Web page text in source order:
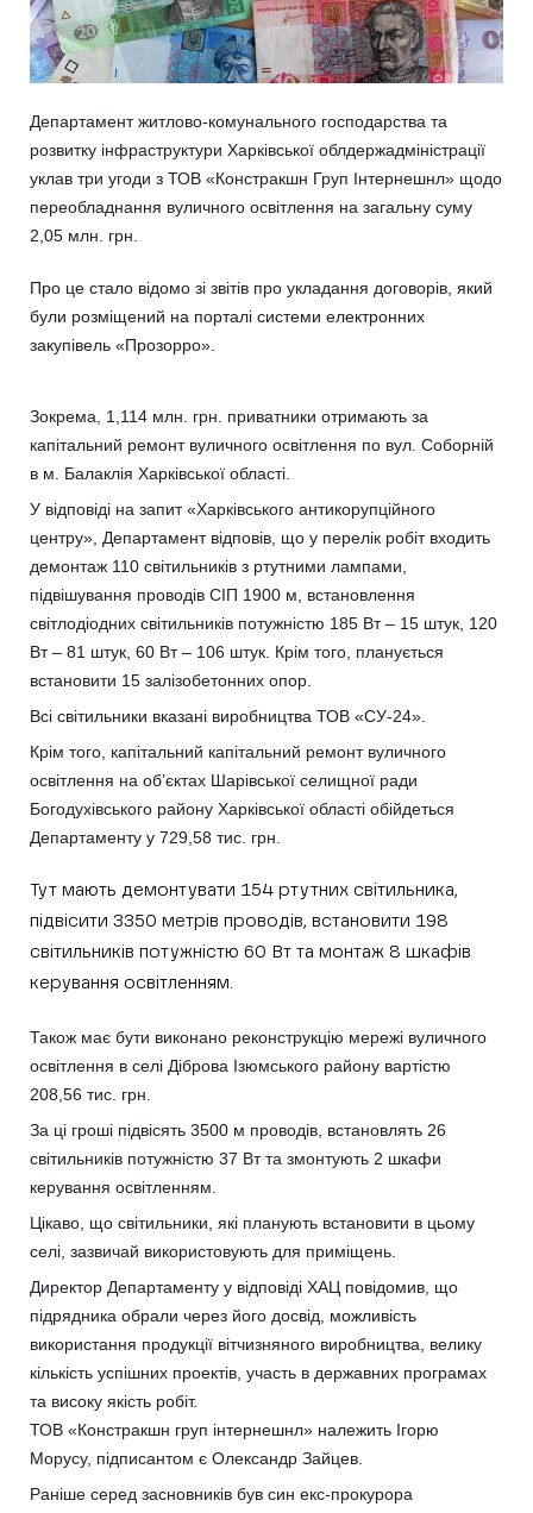
Департамент житлово-комунального господарства та
розвитку інфраструктури Харківської облдержадміністрації
уклав три угоди з ТОВ «Констракшн Груп Інтернешнл» щодо
переобладнання вуличного освітлення на загальну суму
2,05 млн. грн.
Про це стало відомо зі звітів про укладання договорів, який
були розміщений на порталі системи електронних
закупівель «Прозорро».
Зокрема, 1,114 млн. грн. приватники отримають за
капітальний ремонт вуличного освітлення по вул. Соборній
в м. Балаклія Харківської області.
У відповіді на запит «Харківського антикорупційного
центру», Департамент відповів, що у перелік робіт входить
демонтаж 110 світильників з ртутними лампами,
підвішування проводів СІП 1900 м, встановлення
світлодіодних світильників потужністю 185 Вт – 15 штук, 120
Вт – 81 штук, 60 Вт – 106 штук. Крім того, планується
встановити 15 залізобетонних опор.
Всі світильники вказані виробництва ТОВ «СУ-24».
Крім того, капітальний капітальний ремонт вуличного
освітлення на об’єктах Шарівської селищної ради
Богодухівського району Харківської області обійдеться
Департаменту у 729,58 тис. грн.
Тут мають демонтувати 154 ртутних світильника,
підвісити 3350 метрів проводів, встановити 198
світильників потужністю 60 Вт та монтаж 8 шкафів
керування освітленням.
Також має бути виконано реконструкцію мережі вуличного
освітлення в селі Діброва Ізюмського району вартістю
208,56 тис. грн.
За ці гроші підвісять 3500 м проводів, встановлять 26
світильників потужністю 37 Вт та змонтують 2 шкафи
керування освітленням.
Цікаво, що світильники, які планують встановити в цьому
селі, зазвичай використовують для приміщень.
Директор Департаменту у відповіді ХАЦ повідомив, що
підрядника обрали через його досвід, можливість
використання продукції вітчизняного виробництва, велику
кількість успішних проектів, участь в державних програмах
та високу якість робіт.
ТОВ «Констракшн груп інтернешнл» належить Ігорю
Морусу, підписантом є Олександр Зайцев.
Раніше серед засновників був син екс-прокурора